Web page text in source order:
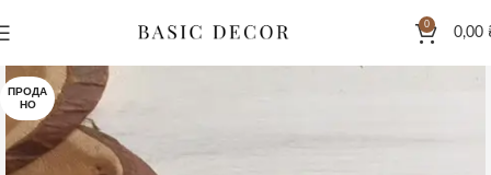
0
0,00
ПРОДА
НО